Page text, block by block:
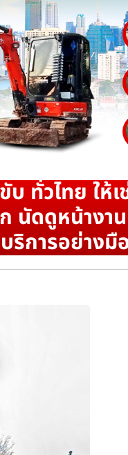
ทั่วไทย ให้
นัดดูหน้างา
ริการอย่าง